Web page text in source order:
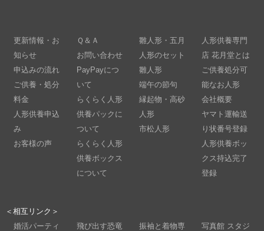
更新情報・お
知らせ
申込みの流れ
ご供養・処分
料金
人形供養申込
み
お客様の声
Ｑ＆Ａ
お問い合わせ
PayPayにつ
いて
らくらく人形
供養パックに
ついて
らくらく人形
供養ボックス
について
雛人形・五月
人形のセット
雛人形
端午の節句
縁起物・高砂
人形
市松人形
人形供養専門
店 花月堂とは
ご供養処分可
能なお人形
会社概要
ヤマト運輸送
り状番号登録
人形供養ボッ
クス持込完了
登録
＜相互リンク＞
婚活パーティ
飛び出す恐竜 振袖と着物専 写真館 スタジ